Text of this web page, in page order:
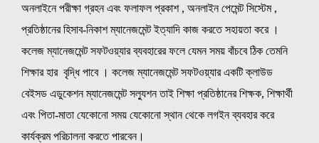
অনলাইনে পরীক্ষা গ্রহন এবং ফলাফল প্রকাশ , অনলাইন পেমেন্ট সিস্টেম ,
প্রতিষ্ঠানের হিসাব-নিকাশ ম্যানেজমেন্টইত্যাদি কাজ করতে সহায়তা করে ।
কলেজ ম্যানেজমেন্ট সফটওয়্যার ব্যবহারের ফলে যেমন সময় বাঁচবে ঠিক তেমনি
শিক্ষার হার বৃদ্ধি পাবে । কলেজ ম্যানেজমেন্ট সফটওয়্যারএকটি ক্লাউড
বেইসড এডুকেশন ম্যানেজমেন্ট সল্যুশন তাই শিক্ষা প্রতিষ্ঠানের শিক্ষক, শিক্ষার্থী
এবং পিতা-মাতা যেকোনো সময় যেকোনো স্থান থেকে লগইন ব্যবহার করে
কার্যক্রম পরিচালনা করতে পারবেন।